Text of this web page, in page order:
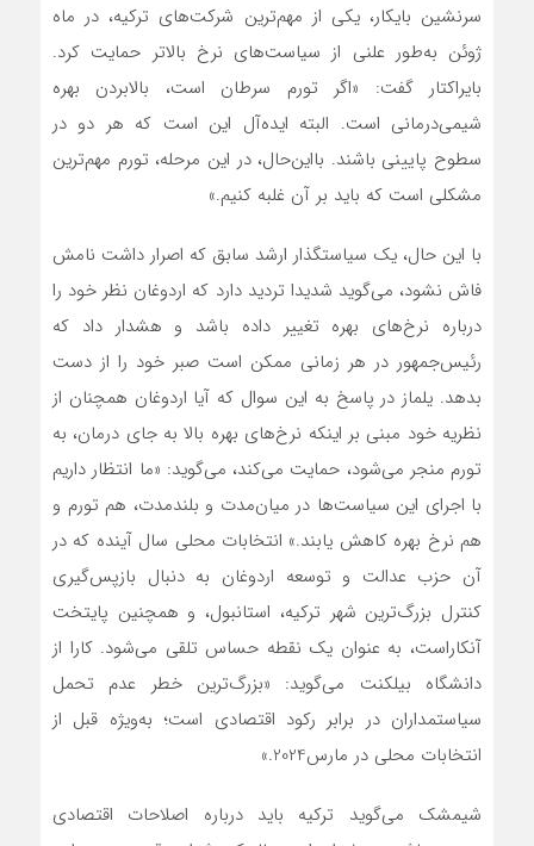
سرنشین بایکار، یکی از مهم‌ترین شرکت‌های ترکیه، در ماه
ژوئن به‌طور علنی از سیاست‌های نرخ بالاتر حمایت کرد.
بایراکتار گفت: «اگر تورم سرطان است، بالابردن بهره
شیمی‌درمانی است. البته ایده‌آل این است که هر دو در
سطوح پایینی باشند. بااین‌حال، در این مرحله، تورم مهم‌ترین
مشکلی است که باید بر آن غلبه کنیم.»
با این حال، یک سیاستگذار ارشد سابق که اصرار داشت نامش
فاش نشود، می‌گوید شدیدا تردید دارد که اردوغان نظر خود را
درباره نرخ‌های بهره تغییر داده باشد و هشدار داد که
رئیس‌جمهور در هر زمانی ممکن است صبر خود را از دست
بدهد. یلماز در پاسخ به این سوال که آیا اردوغان همچنان از
نظریه خود مبنی بر اینکه نرخ‌های بهره بالا به جای درمان، به
تورم منجر می‌شود، حمایت می‌کند، می‌گوید: «ما انتظار داریم
با اجرای این سیاست‌ها در میان‌مدت و بلندمدت، هم تورم و
هم نرخ بهره کاهش یابند.» انتخابات محلی سال آینده که در
آن حزب عدالت و توسعه اردوغان به دنبال بازپس‌گیری
کنترل بزرگ‌ترین شهر ترکیه، استانبول، و همچنین پایتخت
آنکاراست، به ‌عنوان یک نقطه حساس تلقی می‌شود. کارا از
دانشگاه بیلکنت می‌گوید: «بزرگ‌ترین خطر عدم تحمل
سیاستمداران در برابر رکود اقتصادی است؛ به‌ویژه قبل از
انتخابات محلی در مارس2024.»
شیمشک می‌گوید ترکیه باید درباره اصلاحات اقتصادی